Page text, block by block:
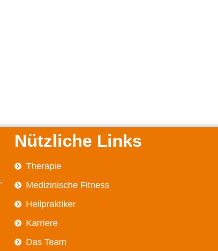
Nützliche Links
Therapie
Medizinische Fitness
Heilpraktiker
Karriere
Das Team